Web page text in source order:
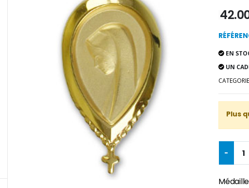
EN
UN
Plus
-